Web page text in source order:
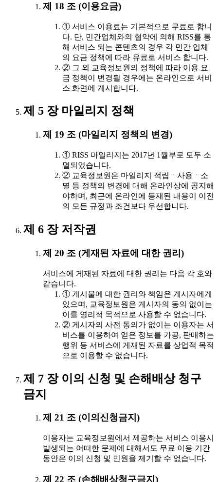
제 18 조 (이용요금)
① 서비스 이용료는 기본적으로 무료로 합니
다. 단, 민간업체와의 협약에 의해 RISS를 통
해 서비스 되는 콘텐츠의 경우 각 민간 업체
의 요금 정책에 따라 유료로 서비스 합니다.
② 그 외 교육정보원의 정책에 따라 이용 요
금 정책이 변경될 경우에는 온라인으로 서비
스 화면에 게시합니다.
제 5 장 마일리지 정책
제 19 조 (마일리지 정책의 변경)
① RISS 마일리지는 2017년 1월부로 모두 소
멸되었습니다.
② 교육정보원은 마일리지 적립ㆍ사용ㆍ소
멸 등 정책의 변경에 대해 온라인상에 공지해
야하며, 최근에 온라인에 등재된 내용이 이전
의 모든 규정과 조건보다 우선합니다.
제 6 장 저작권
제 20 조 (게재된 자료에 대한 권리)
서비스에 게재된 자료에 대한 권리는 다음 각 호와
같습니다.
① 게시물에 대한 권리와 책임은 게시자에게
있으며, 교육정보원은 게시자의 동의 없이는
이를 영리적 목적으로 사용할 수 없습니다.
② 게시자의 사전 동의가 없이는 이용자는 서
비스를 이용하여 얻은 정보를 가공, 판매하는
행위 등 서비스에 게재된 자료를 상업적 목적
으로 이용할 수 없습니다.
제 7 장 이의 신청 및 손해배상 청구
금지
제 21 조 (이의신청금지)
이용자는 교육정보원에서 제공하는 서비스 이용시
발생되는 어떠한 문제에 대해서도 무료 이용 기간
동안은 이의 신청 및 민원을 제기할 수 없습니다.
제 22 조 (손해배상청구금지)